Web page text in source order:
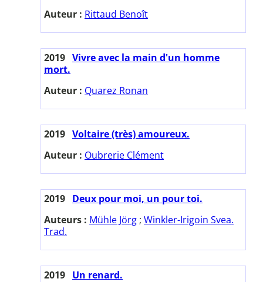
Auteur : Rittaud Benoît
2019 Vivre avec la main d'un homme
mort.
Auteur : Quarez Ronan
2019 Voltaire (très) amoureux.
Auteur : Oubrerie Clément
2019 Deux pour moi, un pour toi.
Auteurs : Mühle Jörg ; Winkler-Irigoin Svea.
Trad.
2019 Un renard.